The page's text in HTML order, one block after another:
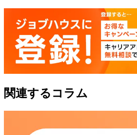
関連するコラム